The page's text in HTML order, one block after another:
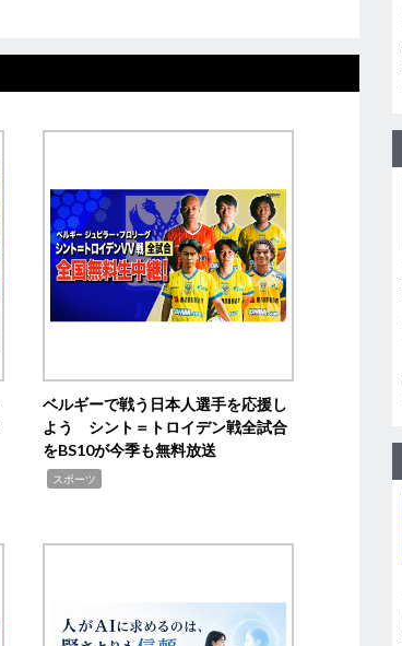
ベルギーで戦う日本人選手を応援し
よう シント＝トロイデン戦全試合
をBS10が今季も無料放送
スポーツ